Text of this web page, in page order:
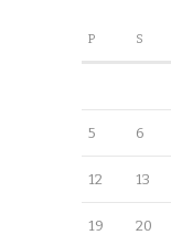
P S
5 6
12 13
19 20